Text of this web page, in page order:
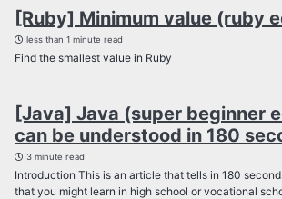
[Ruby] Minimum value (ruby
less than 1 minute read
Find the smallest value in Ruby
[Java] Java (super beginner
can be understood in 180
3 minute read
Introduction This is an article that tells in 180
that you might learn in high school or vocational